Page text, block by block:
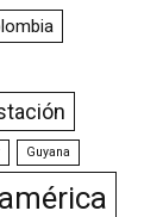
Guyana